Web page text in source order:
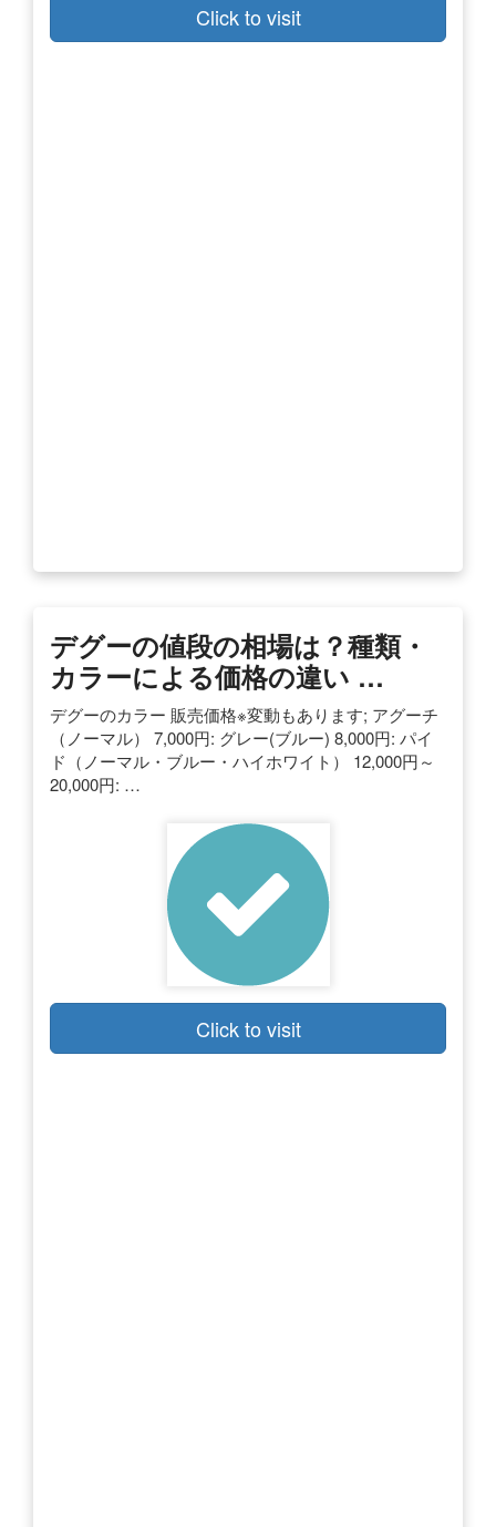
Click to visit
デグーの値段の相場は？種類・
カラーによる価格の違い …
デグーのカラー 販売価格※変動もあります; アグーチ
（ノーマル） 7,000円: グレー(ブルー) 8,000円: パイ
ド（ノーマル・ブルー・ハイホワイト） 12,000円～
20,000円: …
Click to visit